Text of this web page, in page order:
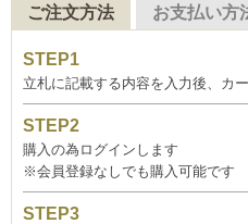
ご注文方法 お支払い方
立札に記載する内容を入力後、カ
購入の為ログインします
※会員登録なしでも購入可能です